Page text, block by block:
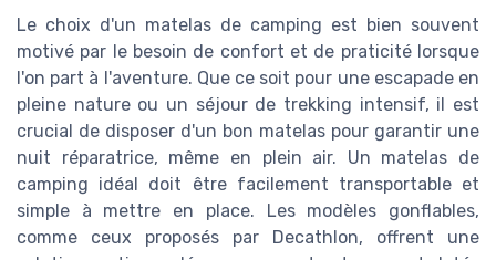
Le choix d'un matelas de camping est bien souvent
motivé par le besoin de confort et de praticité lorsque
l'on part à l'aventure. Que ce soit pour une escapade en
pleine nature ou un séjour de trekking intensif, il est
crucial de disposer d'un bon matelas pour garantir une
nuit réparatrice, même en plein air. Un matelas de
camping idéal doit être facilement transportable et
simple à mettre en place. Les modèles gonflables,
comme ceux proposés par Decathlon, offrent une